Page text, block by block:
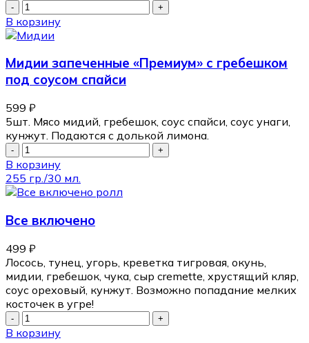
В корзину
Мидии запеченные «Премиум» с гребешком
под соусом спайси
599 ₽
5шт. Мясо мидий, гребешок, соус спайси, соус унаги,
кунжут. Подаются с долькой лимона.
В корзину
255 гр./30 мл.
Все включено
499 ₽
Лосось, тунец, угорь, креветка тигровая, окунь,
мидии, гребешок, чука, сыр cremette, хрустящий кляр,
соус ореховый, кунжут. Возможно попадание мелких
косточек в угре!
В корзину